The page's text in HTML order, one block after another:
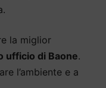
la miglior
ufficio di Baone.
l’ambiente e a